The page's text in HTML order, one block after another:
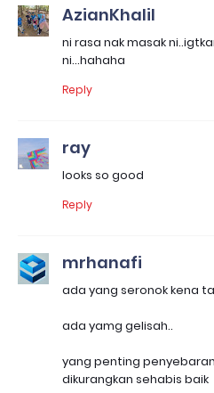
AzianKhalil
ni rasa nak masak
ni...hahaha
Reply
ray
looks so good
Reply
mrhanafi
ada yang seronok kena
ada yamg gelisah..
yang penting
dikurangkan sehabis baik